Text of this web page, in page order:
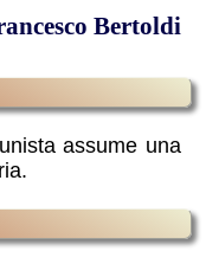
Bertoldi
assume una